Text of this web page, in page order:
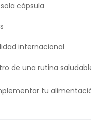
cápsula
internacional
de una rutina
tu